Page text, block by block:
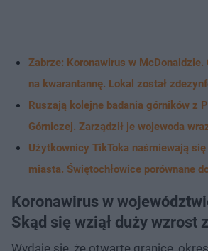
Zabrze: Koronawirus w McDonaldzie.
na kwarantannę. Lokal został
Ruszają kolejne badania górników z
Górniczej. Zarządził je wojewoda
Użytkownicy TikToka naśmiewają
miasta. Świętochłowice porównane
Koronawirus w
Skąd się wziął duży wzrost
Wydaje się, że otwarte granice,